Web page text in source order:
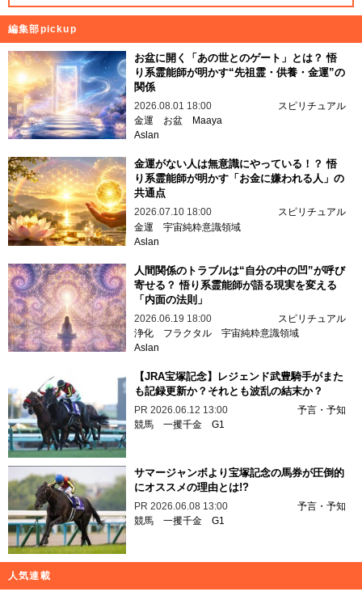
編集部pickup
お盆に開く「あの世とのゲート」とは？ 悟
り系霊能師が明かす“先祖霊・供養・金運”の
関係
2026.08.01 18:00
スピリチュアル
金運
お盆
Maaya
Aslan
金運がない人は無意識にやっている！？ 悟
り系霊能師が明かす「お金に嫌われる人」の
共通点
2026.07.10 18:00
スピリチュアル
金運 宇宙純粋意識領域
Aslan
人間関係のトラブルは“自分の中の凹”が呼び
寄せる？ 悟り系霊能師が語る現実を変える
「内面の法則」
2026.06.19 18:00
スピリチュアル
浄化
フラクタル 宇宙純粋意識領域
Aslan
【JRA宝塚記念】レジェンド武豊騎手がまた
も記録更新か？それとも波乱の結末か？
PR 2026.06.12 13:00
予言・予知
競馬 一攫千金 G1
サマージャンボより宝塚記念の馬券が圧倒的
にオススメの理由とは!?
PR 2026.06.08 13:00
予言・予知
競馬 一攫千金 G1
人気連載